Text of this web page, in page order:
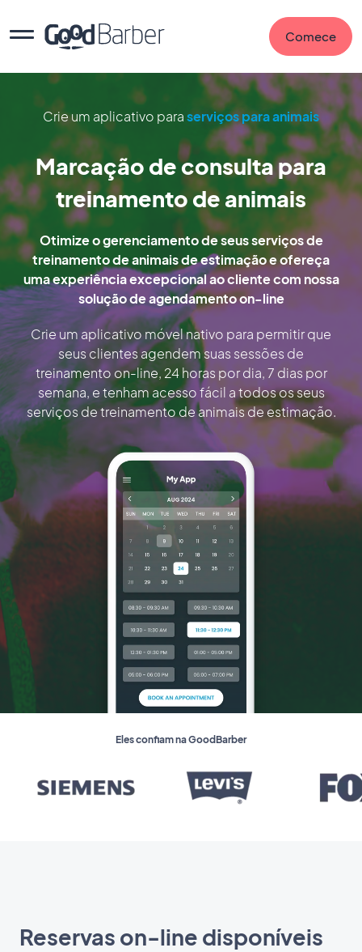
Comece
Crie um aplicativo paraserviços para animais
Marcação de consulta para
treinamento de animais
Otimize o gerenciamento de seus serviços de
treinamento de animais de estimação e ofereça
uma experiência excepcional ao cliente com nossa
solução de agendamento on-line
Crie um aplicativo móvel nativo para permitir que
seus clientes agendem suas sessões de
treinamento on-line, 24 horas por dia, 7 dias por
semana, e tenham acesso fácil a todos os seus
serviços de treinamento de animais de estimação.
Eles confiam na GoodBarber
Reservas on-line disponíveis